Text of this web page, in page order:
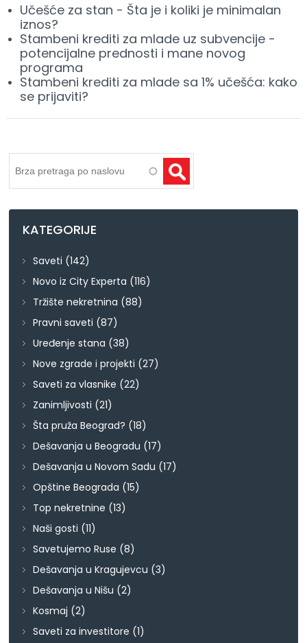
Učešće za stan - Šta je i koliki je minimalan
iznos?
Stambeni krediti za mlade uz subvencije -
potencijalne prednosti i mane novog
programa
Stambeni krediti za mlade sa 1% učešća: kako
se prijaviti?
KATEGORIJE
Saveti (142)
Novo iz City Experta (116)
Tržište nekretnina (88)
Pravni saveti (87)
Uređenje stana (38)
Nove zgrade i projekti (27)
Saveti za vlasnike (22)
Zanimljivosti (21)
Šta pruža Beograd? (18)
Dešavanja u Beogradu (17)
Dešavanja u Novom Sadu (17)
Opštine Beograda (15)
Top nekretnine (13)
Naši gosti (11)
Savetujemo Ruse (8)
Dešavanja u Kragujevcu (3)
Dešavanja u Nišu (2)
Kosmaj (2)
Saveti za investitore (1)